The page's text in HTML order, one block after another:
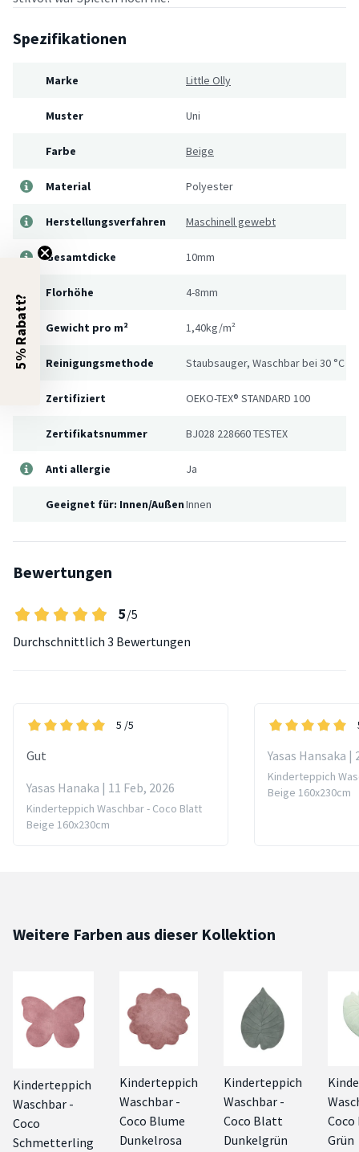
Spezifikationen
Marke Little Olly
Muster Uni
Farbe Beige
Material Polyester
Herstellungsverfahren Maschinell gewebt
Gesamtdicke 10mm
Florhöhe 4-8mm
Gewicht pro m² 1,40kg/m²
Reinigungsmethode Staubsauger, Waschbar bei 30 °C
Zertifiziert OEKO-TEX® STANDARD 100
Zertifikatsnummer BJ028 228660 TESTEX
Anti allergie Ja
Geeignet für: Innen/AußenInnen
Bewertungen
5/5
Durchschnittlich 3 Bewertungen
5 /5
Gut
Yasas Hanaka | 11 Feb, 2026
Kinderteppich Waschbar - Coco Blatt
Beige 160x230cm
Yasas Hansaka |
Kinderteppich
Beige 160x230cm
Weitere Farben aus dieser Kollektion
Kinderteppich
Waschbar -
Coco
Schmetterling
Kinderteppich
Waschbar -
Coco Blume
Dunkelrosa
Kinderteppich
Waschbar -
Coco Blatt
Dunkelgrün
Grün
5% Rabatt?